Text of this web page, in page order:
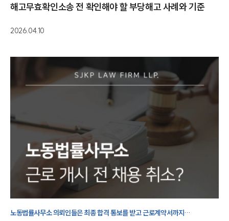
해고무효확인소송 전 확인해야 할 부당해고 사례와 기준
2026.04.10
노동법률사무소 의뢰인들은 최종 합격 통보를 받고 근로계약서까지